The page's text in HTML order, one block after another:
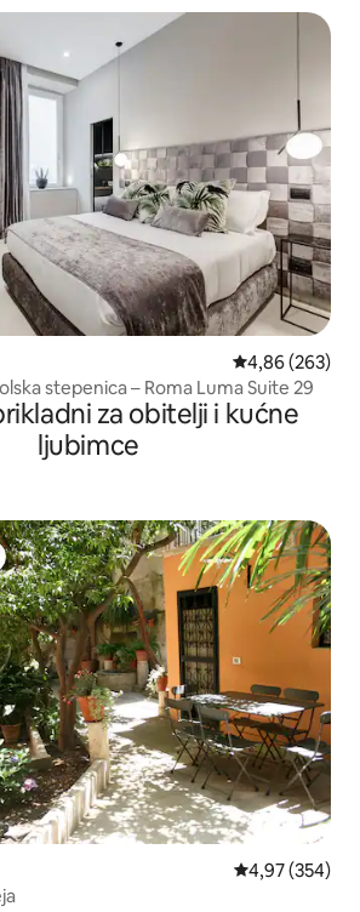
Prosječna
4,86 (263)
stepenica – Roma Luma Suite 29
za obitelji i kućne
ljubimce
s oznakom „Odabrali gosti”
Prosječna
4,97 (354)